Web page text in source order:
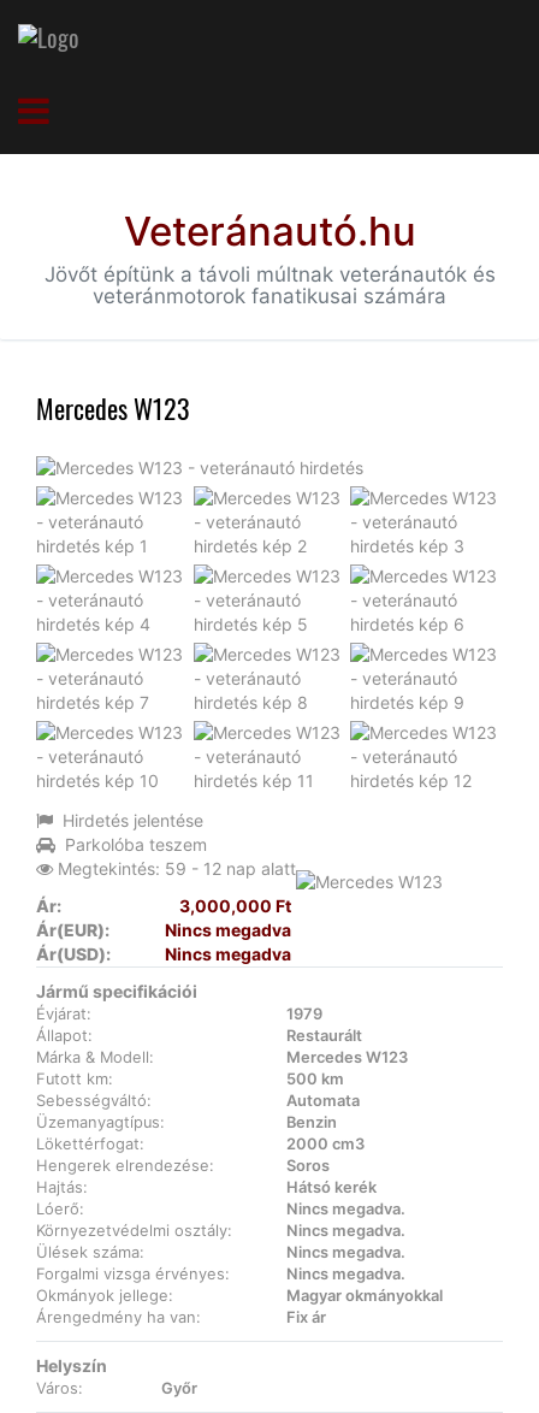
Veteránautó.hu
Jövőt építünk a távoli múltnak veteránautók és
veteránmotorok fanatikusai számára
Mercedes W123
Hirdetés jelentése
Parkolóba teszem
Megtekintés: 59 - 12 nap alatt
Ár:
3,000,000 Ft
Ár(EUR):
Nincs megadva
Ár(USD):
Nincs megadva
Jármű specifikációi
Évjárat:
1979
Állapot:
Restaurált
Márka & Modell:
Mercedes W123
Futott km:
500 km
Sebességváltó:
Automata
Üzemanyagtípus:
Benzin
Lökettérfogat:
2000 cm3
Hengerek elrendezése:
Soros
Hajtás:
Hátsó kerék
Lóerő:
Nincs megadva.
Környezetvédelmi osztály:
Nincs megadva.
Ülések száma:
Nincs megadva.
Forgalmi vizsga érvényes:
Nincs megadva.
Okmányok jellege:
Magyar okmányokkal
Árengedmény ha van:
Fix ár
Helyszín
Város: Győr